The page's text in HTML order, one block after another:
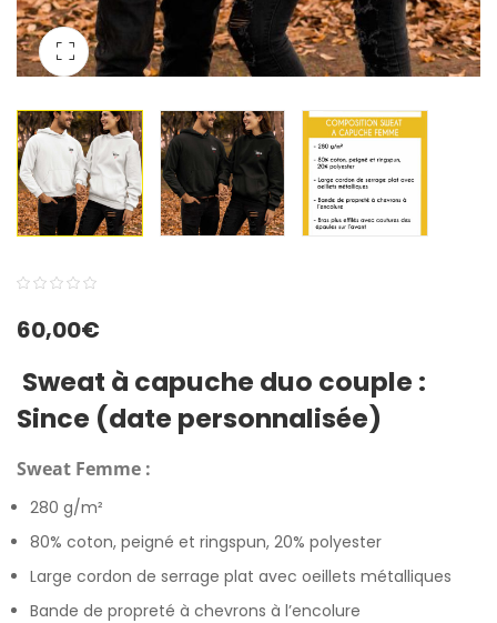
out
based
on
ratings
60,00€
Sweat à capuche duo couple :
Since (date personnalisée)
Sweat Femme :
280 g/m²
80% coton, peigné et ringspun, 20% polyester
Large cordon de serrage plat avec oeillets métalliques
Bande de propreté à chevrons à l’encolure